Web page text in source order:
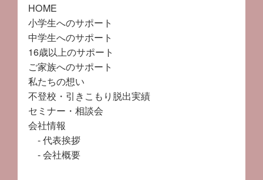
HOME
小学生へのサポート
中学生へのサポート
16歳以上のサポート
ご家族へのサポート
私たちの想い
不登校・引きこもり脱出実績
セミナー・相談会
会社情報
代表挨拶
会社概要